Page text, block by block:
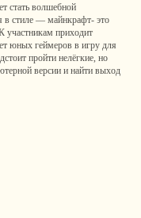
стать волшебной
в стиле — майнкрафт- это
участникам приходит
юных геймеров в игру для
пройти нелёгкие, но
версии и найти выход